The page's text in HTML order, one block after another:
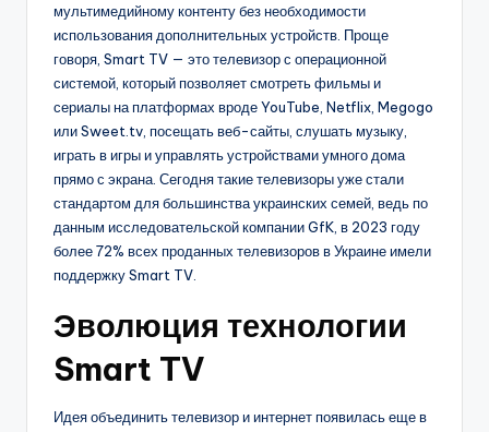
мультимедийному контенту без необходимости
использования дополнительных устройств. Проще
говоря, Smart TV — это телевизор с операционной
системой, который позволяет смотреть фильмы и
сериалы на платформах вроде YouTube, Netflix, Megogo
или Sweet.tv, посещать веб-сайты, слушать музыку,
играть в игры и управлять устройствами умного дома
прямо с экрана. Сегодня такие телевизоры уже стали
стандартом для большинства украинских семей, ведь по
данным исследовательской компании GfK, в 2023 году
более 72% всех проданных телевизоров в Украине имели
поддержку Smart TV.
Эволюция технологии
Smart TV
Идея объединить телевизор и интернет появилась еще в